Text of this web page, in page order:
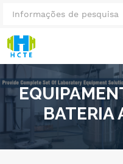
BATERIA